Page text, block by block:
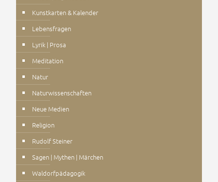
Kunstkarten & Kalender
Lebensfragen
Lyrik | Prosa
Meditation
Natur
Naturwissenschaften
Neue Medien
Religion
Rudolf Steiner
Sagen | Mythen | Märchen
Waldorfpädagogik